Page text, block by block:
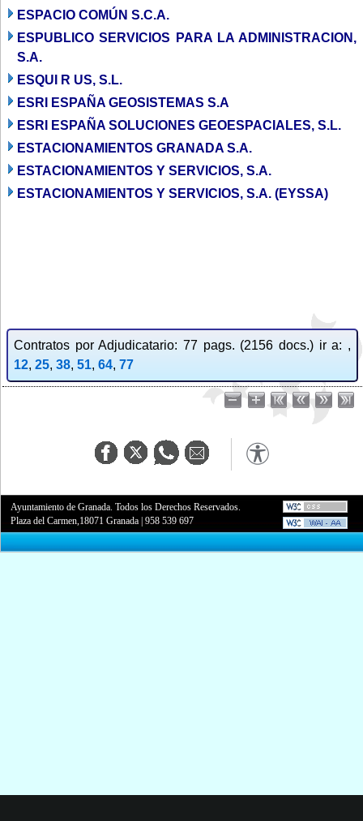
ESPACIO COMÚN S.C.A.
ESPUBLICO SERVICIOS PARA LA ADMINISTRACION,
S.A.
ESQUI R US, S.L.
ESRI ESPAÑA GEOSISTEMAS S.A
ESRI ESPAÑA SOLUCIONES GEOESPACIALES, S.L.
ESTACIONAMIENTOS GRANADA S.A.
ESTACIONAMIENTOS Y SERVICIOS, S.A.
ESTACIONAMIENTOS Y SERVICIOS, S.A. (EYSSA)
Contratos por Adjudicatario: 77 pags. (2156 docs.) ir a: ,
12, 25, 38, 51, 64, 77
Ayuntamiento de Granada. Todos los Derechos Reservados.
Plaza del Carmen,18071 Granada |958 539 697